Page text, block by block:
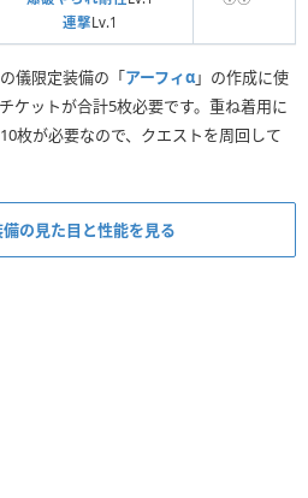
連撃Lv.1
儀限定装備の「アーフィα」の作成に使
ケットが合計5枚必要です。重ね着用に
枚が必要なので、クエストを周回して
の見た目と性能を見る